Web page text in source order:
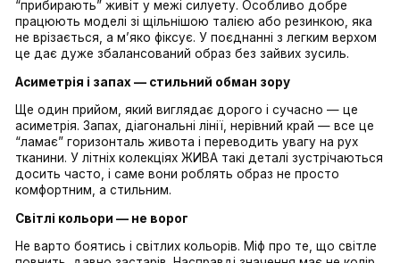
Тканина вирішує більше, ніж здається
І тут варто сказати про тканини окремо. Літо — це
тільки про легкість, а й про те, як тканина
Занадто тонкий трикотаж може підкреслювати
хотілося б. Натомість щільніша бавовна, віскоза
структурований трикотаж тримають форму і
силует. У складі речей ЖИВА часто є поєднання
поліестеру, віскози та еластану — і це не
такі мікси дозволяють речі не м’ятися, не
тіла і виглядати акуратно навіть у спеку.
Висока посадка — твій союзник
Окрема магія — це правильний низ. Висока посадка